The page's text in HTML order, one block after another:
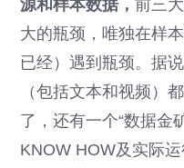
源和样本数据，前三
大的瓶颈，唯独在样
已经）遇到瓶颈。据
（包括文本和视频）
了，还有一个“数据金
KNOW HOW及实际